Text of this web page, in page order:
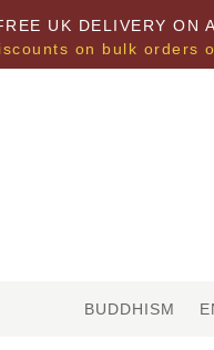
UK DELIVERY ON
on bulk orders
BUDDHISM